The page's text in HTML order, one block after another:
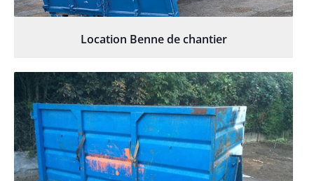
Location Benne de chantier